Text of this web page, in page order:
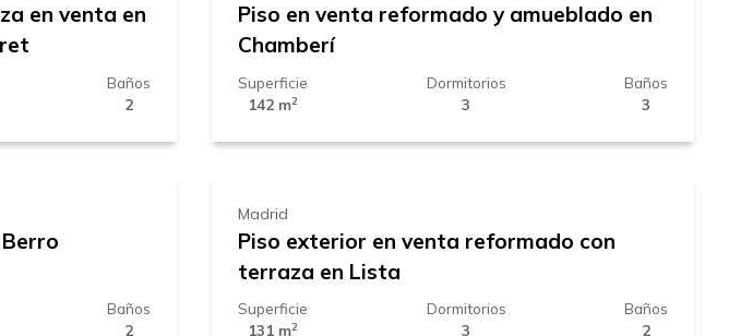
en venta en
Baños
2
Piso en venta reformado y amueblado en
Chamberí
Superficie
142 m2
Dormitorios
3
Baños
3
Baños
2
1.789.000 €
Madrid
Piso exterior en venta reformado con
terraza en Lista
Superficie
131 m2
Dormitorios
3
Baños
2